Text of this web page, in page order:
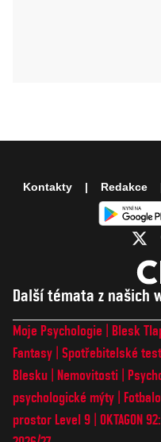
Další témata z našich
Moje Psychologie Blesk
Fantasy Spotřebitelské
Blesku
Nemovitosti
psychologické mýty
prostor Level 9 OKTAGON
Kontakty Redakce